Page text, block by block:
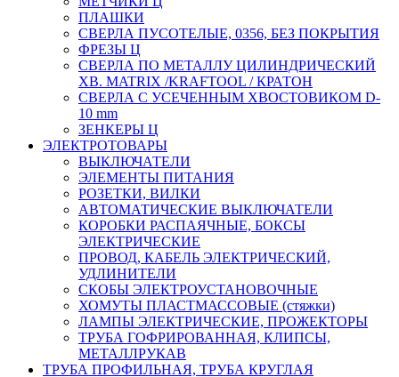
ПЛАШКИ
СВЕРЛА ПУСОТЕЛЫЕ, 0356, БЕЗ ПОКРЫТИЯ
ФРЕЗЫ Ц
СВЕРЛА ПО МЕТАЛЛУ ЦИЛИНДРИЧЕСКИЙ
ХВ. MATRIX /KRAFTOOL / КРАТОН
СВЕРЛА С УСЕЧЕННЫМ ХВОСТОВИКОМ D-
10 mm
ЗЕНКЕРЫ Ц
ЭЛЕКТРОТОВАРЫ
ВЫКЛЮЧАТЕЛИ
ЭЛЕМЕНТЫ ПИТАНИЯ
РОЗЕТКИ, ВИЛКИ
АВТОМАТИЧЕСКИЕ ВЫКЛЮЧАТЕЛИ
КОРОБКИ РАСПАЯЧНЫЕ, БОКСЫ
ЭЛЕКТРИЧЕСКИЕ
ПРОВОД, КАБЕЛЬ ЭЛЕКТРИЧЕСКИЙ,
УДЛИНИТЕЛИ
СКОБЫ ЭЛЕКТРОУСТАНОВОЧНЫЕ
ХОМУТЫ ПЛАСТМАССОВЫЕ (стяжки)
ЛАМПЫ ЭЛЕКТРИЧЕСКИЕ, ПРОЖЕКТОРЫ
ТРУБА ГОФРИРОВАННАЯ, КЛИПСЫ,
МЕТАЛЛРУКАВ
ТРУБА ПРОФИЛЬНАЯ, ТРУБА КРУГЛАЯ